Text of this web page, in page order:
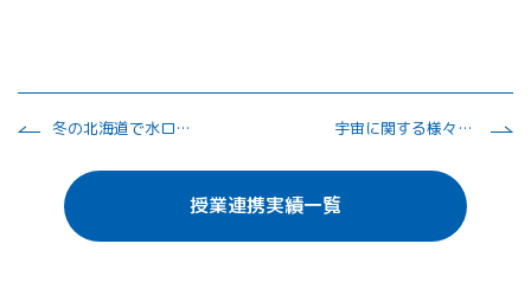
冬の北海道で水ロケットを飛ばそう！ 宇宙に関する様々な事象をワークショップ形式で学ぶ
授業連携実績一覧